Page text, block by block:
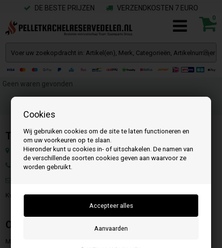
Cookies
Wij gebruiken cookies om de site te laten functioneren en
om uw voorkeuren op te slaan.
Hieronder kunt u cookies in- of uitschakelen. De namen van
de verschillende soorten cookies geven aan waarvoor ze
worden gebruikt.
DE BESTE PRIJZEN VERZENDKOSTEN 7 EURO
0
Geen waren gevonden
Team SpareParts Group ApS
Klejsgaardvej 19a, 7130 Juelsminde, Denemarken
Tel.:
KvK.: DK-35862803
Openingstijden
Maandag: